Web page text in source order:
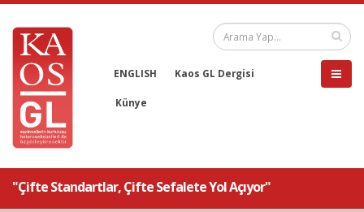
ENGLISH Kaos GL Dergisi
Künye
"Çifte Standartlar, Çifte Sefalete Yol Açıyor"